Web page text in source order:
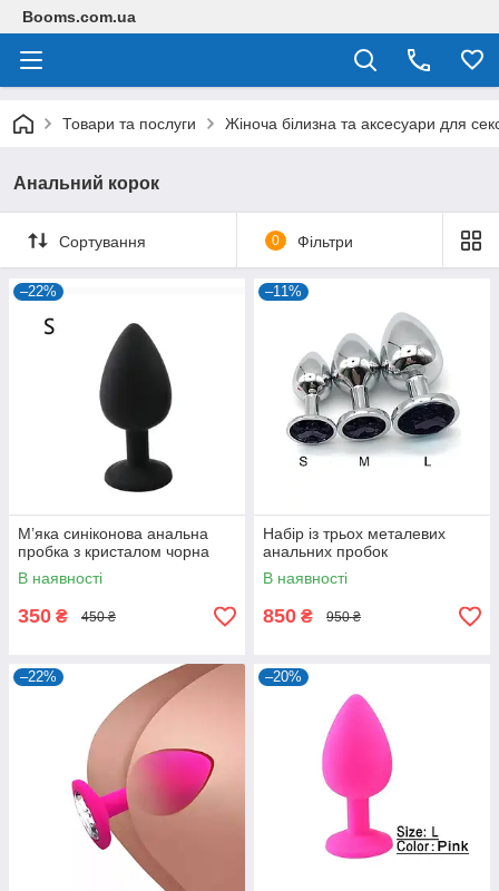
Booms.com.ua
Товари та послуги Жіноча білизна та аксесуари для
Анальний корок
Сортування 0 Фільтри
–22%
М’яка синіконова анальна
пробка з кристалом чорна
В наявності
350 ₴ 450 ₴
–11%
Набір із трьох металевих
анальних пробок
В наявності
850 ₴ 950 ₴
–22% –20%